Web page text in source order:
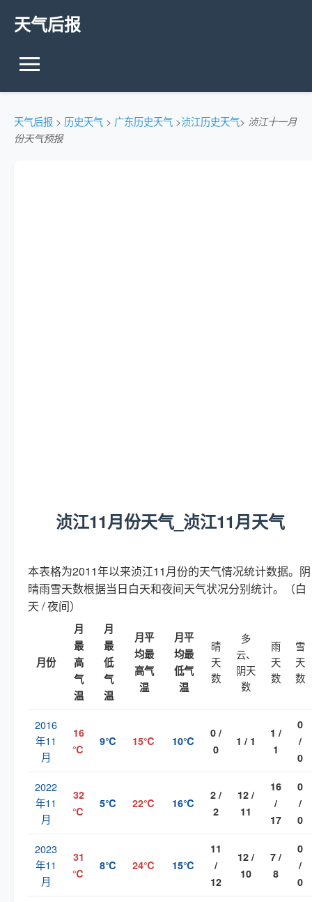
天气后报
天气后报 > 历史天气 > 广东历史天气 >浈江历史天气> 浈江十一月
份天气预报
浈江11月份天气_浈江11月天气
本表格为2011年以来浈江11月份的天气情况统计数据。阴
晴雨雪天数根据当日白天和夜间天气状况分别统计。（白
天 / 夜间）
月份
月
最
高
气
温
月
最
低
气
温
月平
均最
高气
温
月平
均最
低气
温
晴
天
数
多
云、
阴天
数
雨
天
数
雪
天
数
2016
年11
月
16
℃
9℃ 15℃ 10℃
0 /
0
1 / 1
1 /
1
0
/
0
2022
年11
月
32
℃
5℃ 22℃ 16℃
2 /
2
12 /
11
16
/
17
0
/
0
2023
年11
月
31
℃
8℃ 24℃ 15℃
11
/
12
12 /
10
7 /
8
0
/
0